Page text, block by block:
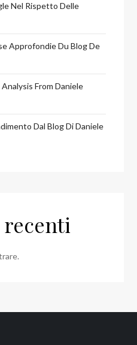
Nel Rispetto Delle
Approfondie Du Blog De
From Daniele
Dal Blog Di Daniele